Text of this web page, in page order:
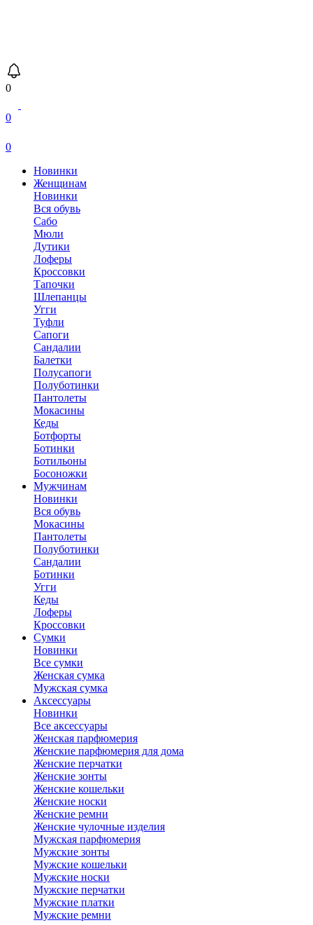
0
0
0
Новинки
Женщинам
Новинки
Вся обувь
Сабо
Мюли
Дутики
Лоферы
Кроссовки
Тапочки
Шлепанцы
Угги
Туфли
Сапоги
Сандалии
Балетки
Полусапоги
Полуботинки
Пантолеты
Мокасины
Кеды
Ботфорты
Ботинки
Ботильоны
Босоножки
Мужчинам
Новинки
Вся обувь
Мокасины
Пантолеты
Полуботинки
Сандалии
Ботинки
Угги
Кеды
Лоферы
Кроссовки
Сумки
Новинки
Все сумки
Женская сумка
Мужская сумка
Аксессуары
Новинки
Все аксессуары
Женская парфюмерия
Женские парфюмерия для дома
Женские перчатки
Женские зонты
Женские кошельки
Женские носки
Женские ремни
Женские чулочные изделия
Мужская парфюмерия
Мужские зонты
Мужские кошельки
Мужские носки
Мужские перчатки
Мужские платки
Мужские ремни